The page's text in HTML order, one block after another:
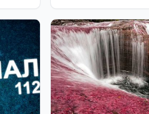
экспорта, она может
и на результатах
...